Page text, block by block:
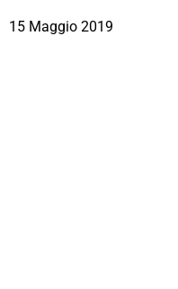
15 Maggio 2019